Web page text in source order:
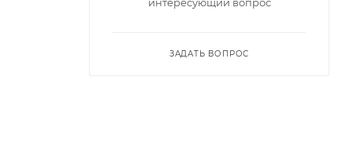
ЗАДАТЬ ВОПРОС